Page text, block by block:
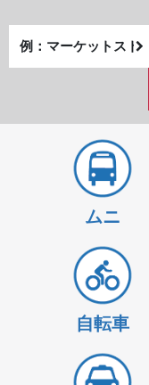
出
発
ムニ
自転車